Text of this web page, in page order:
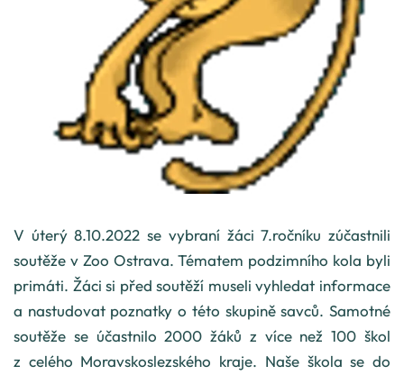
V úterý 8.10.2022 se vybraní žáci 7.ročníku zúčastnili
soutěže v Zoo Ostrava. Tématem podzimního kola byli
primáti. Žáci si před soutěží museli vyhledat informace
a nastudovat poznatky o této skupině savců. Samotné
soutěže se účastnilo 2000 žáků z více než 100 škol
z celého Moravskoslezského kraje. Naše škola se do